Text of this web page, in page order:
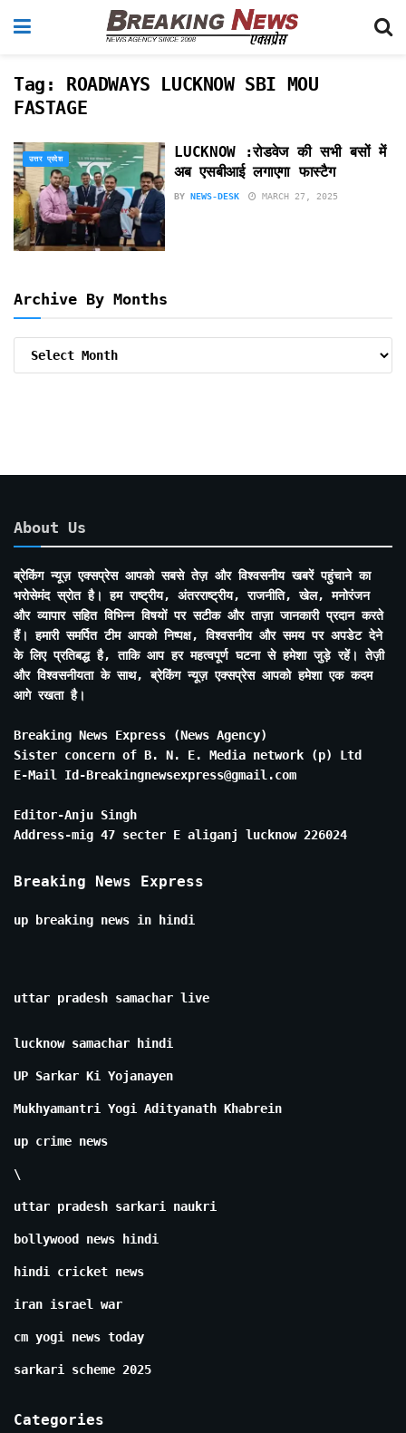
Tag: ROADWAYS LUCKNOW SBI MOU
FASTAGE
उत्तर प्रदेश
LUCKNOW :रोडवेज की सभी बसों में
अब एसबीआई लगाएगा फास्टैग
BY NEWS-DESK MARCH 27, 2025
Archive By Months
About Us
ब्रेकिंग न्यूज़ एक्सप्रेस आपको सबसे तेज़ और विश्वसनीय खबरें पहुंचाने का
भरोसेमंद स्रोत है। हम राष्ट्रीय, अंतरराष्ट्रीय, राजनीति, खेल, मनोरंजन
और व्यापार सहित विभिन्न विषयों पर सटीक और ताज़ा जानकारी प्रदान करते
हैं। हमारी समर्पित टीम आपको निष्पक्ष, विश्वसनीय और समय पर अपडेट देने
के लिए प्रतिबद्ध है, ताकि आप हर महत्वपूर्ण घटना से हमेशा जुड़े रहें। तेज़ी
और विश्वसनीयता के साथ, ब्रेकिंग न्यूज़ एक्सप्रेस आपको हमेशा एक कदम
आगे रखता है।
Breaking News Express (News Agency)
Sister concern of B. N. E. Media network (p) Ltd
E-Mail Id-Breakingnewsexpress@gmail.com
Editor-Anju Singh
Address-mig 47 secter E aliganj lucknow 226024
Breaking News Express
up breaking news in hindi
uttar pradesh samachar live
lucknow samachar hindi
UP Sarkar Ki Yojanayen
Mukhyamantri Yogi Adityanath Khabrein
up crime news
\
uttar pradesh sarkari naukri
bollywood news hindi
hindi cricket news
iran israel war
cm yogi news today
sarkari scheme 2025
Categories